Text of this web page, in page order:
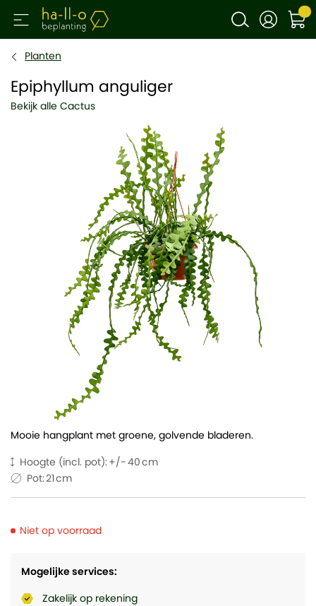
Planten
Epiphyllum anguliger
Bekijk alle Cactus
Hoogte (incl. pot):
40
Pot:21
Mogelijke services:
Zakelijk op rekening
Mooie hangplant met groene, golvende bladeren.
Niet op voorraad